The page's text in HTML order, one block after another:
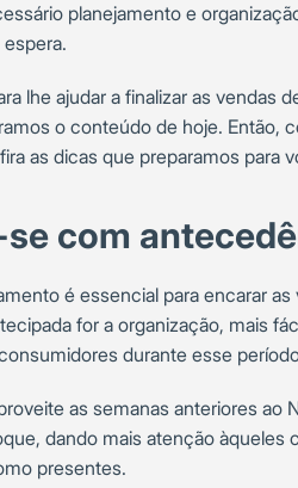
planejamento e
lhe ajudar a finalizar as vendas
o conteúdo de hoje. Então,
as dicas que preparamos para
com
é essencial para encarar
for a organização, mais
durante esse
as semanas anteriores ao
dando mais atenção àqueles
presentes.